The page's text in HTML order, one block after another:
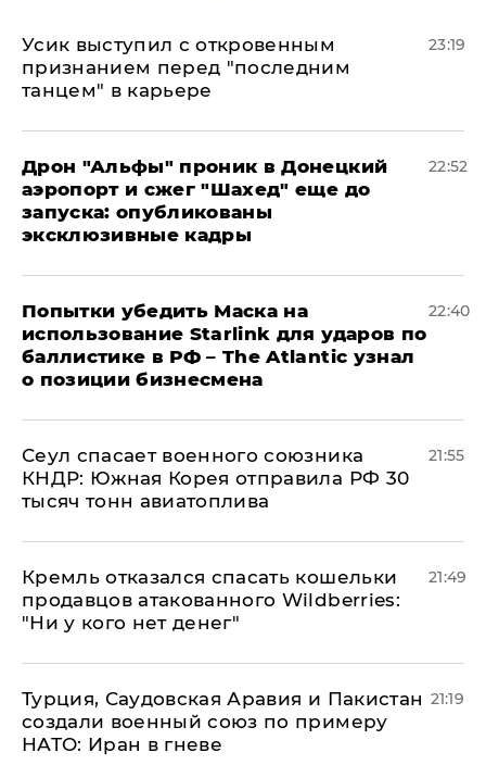
Усик выступил с откровенным
признанием перед "последним
танцем" в карьере
23:19
Дрон "Альфы" проник в Донецкий
аэропорт и сжег "Шахед" еще до
запуска: опубликованы
эксклюзивные кадры
22:52
Попытки убедить Маска на
использование Starlink для ударов по
баллистике в РФ – The Atlantic узнал
о позиции бизнесмена
22:40
​Сеул спасает военного союзника
КНДР: Южная Корея отправила РФ 30
тысяч тонн авиатоплива
21:55
Кремль отказался спасать кошельки
продавцов атакованного Wildberries:
"Ни у кого нет денег"
21:49
Турция, Саудовская Аравия и Пакистан
создали военный союз по примеру
НАТО: Иран в гневе
21:19